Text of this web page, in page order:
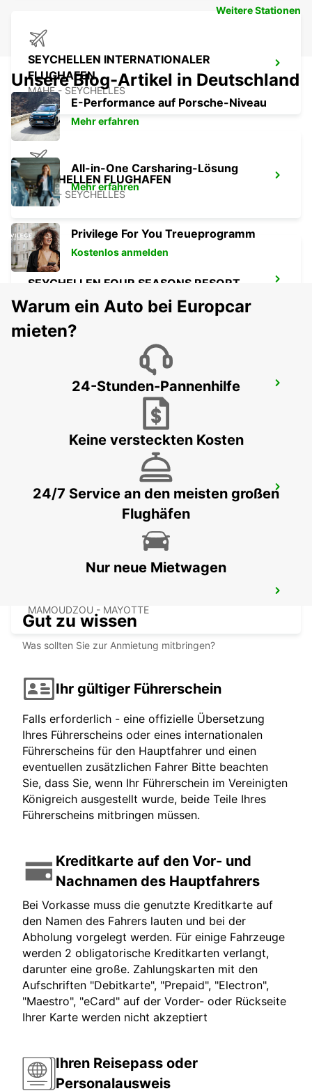
SEYCHELLEN INTERNATIONALER
FLUGHAFEN
MAHE - SEYCHELLES
SEYCHELLEN FLUGHAFEN
MAHE - SEYCHELLES
SEYCHELLEN FOUR SEASONS RESORT
MAHE - SEYCHELLES
DZAOUDZI FLUGHAFEN
MAMOUDZOU ZI KAWENI
MAMOUDZOU - MAYOTTE
MAMOUDZOU - MAYOTTE
Weitere Stationen
Unsere Blog-Artikel in Deutschland
E-Performance auf Porsche-Niveau
Mehr erfahren
All-in-One Carsharing-Lösung
Mehr erfahren
Privilege For You Treueprogramm
Kostenlos anmelden
Warum ein Auto bei Europcar
mieten?
24-Stunden-Pannenhilfe
Keine versteckten Kosten
24/7 Service an den meisten großen
Flughäfen
Nur neue Mietwagen
Gut zu wissen
Was sollten Sie zur Anmietung mitbringen?
Ihr gültiger Führerschein
Falls erforderlich - eine offizielle Übersetzung
Ihres Führerscheins oder eines internationalen
Führerscheins für den Hauptfahrer und einen
eventuellen zusätzlichen Fahrer Bitte beachten
Sie, dass Sie, wenn Ihr Führerschein im Vereinigten
Königreich ausgestellt wurde, beide Teile Ihres
Führerscheins mitbringen müssen.
Kreditkarte auf den Vor- und
Nachnamen des Hauptfahrers
Bei Vorkasse muss die genutzte Kreditkarte auf
den Namen des Fahrers lauten und bei der
Abholung vorgelegt werden. Für einige Fahrzeuge
werden 2 obligatorische Kreditkarten verlangt,
darunter eine große. Zahlungskarten mit den
Aufschriften "Debitkarte", "Prepaid", "Electron",
"Maestro", "eCard" auf der Vorder- oder Rückseite
Ihrer Karte werden nicht akzeptiert
Ihren Reisepass oder
Personalausweis